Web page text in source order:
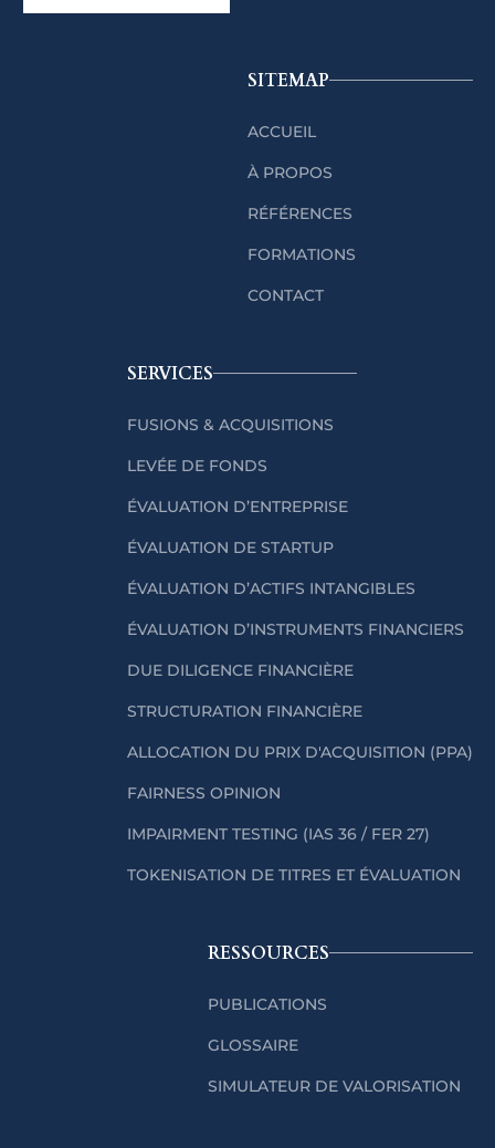
SITEMAP
ACCUEIL
À PROPOS
RÉFÉRENCES
FORMATIONS
CONTACT
SERVICES
FUSIONS & ACQUISITIONS
LEVÉE DE FONDS
ÉVALUATION D’ENTREPRISE
ÉVALUATION DE STARTUP
ÉVALUATION D’ACTIFS INTANGIBLES
ÉVALUATION D’INSTRUMENTS FINANCIERS
DUE DILIGENCE FINANCIÈRE
STRUCTURATION FINANCIÈRE
ALLOCATION DU PRIX D'ACQUISITION (PPA)
FAIRNESS OPINION
IMPAIRMENT TESTING (IAS 36 / FER 27)
TOKENISATION DE TITRES ET ÉVALUATION
RESSOURCES
PUBLICATIONS
GLOSSAIRE
SIMULATEUR DE VALORISATION